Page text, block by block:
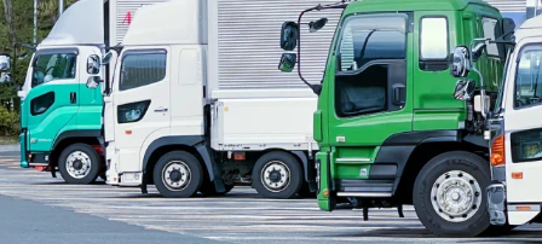
料理人、飲食スタッフなど
警備
警備員など